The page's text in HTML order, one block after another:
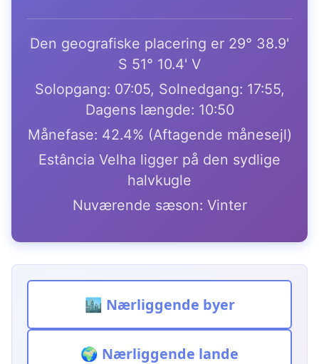
Den geografiske placering er 29° 38.9'
S 51° 10.4' V
Solopgang: 07:05, Solnedgang: 17:55,
Dagens længde: 10:50
Månefase: 42.4% (Aftagende månesejl)
Estância Velha ligger på den sydlige
halvkugle
Nuværende sæson: Vinter
🏙️ Nærliggende byer
🌍 Nærliggende lande